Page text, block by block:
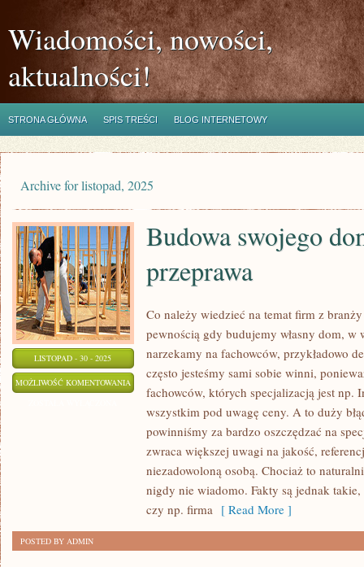
Wiadomości, nowości,
aktualności!
STRONA GŁÓWNA SPIS TREŚCI BLOG INTERNETOWY
Archive for listopad, 2025
LISTOPAD - 30 - 2025
MOŻLIWOŚĆ KOMENTOWANIA BUDOWA
Budowa swojego
przeprawa
Co należy wiedzieć na temat firm z
pewnością gdy budujemy własny dom,
narzekamy na fachowców, przykładowo
często jesteśmy sami sobie winni,
fachowców, których specjalizacją jest np.
wszystkim pod uwagę ceny. A to duży
powinniśmy za bardzo oszczędzać na
zwraca większej uwagi na jakość,
niezadowoloną osobą. Chociaż to
nigdy nie wiadomo. Fakty są jednak
czy np. firma [ Read More ]
POSTED BY ADMIN